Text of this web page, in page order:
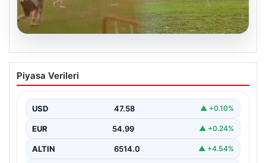
Olmaz denen oldu! Maç sırasında
yıldırım çarptı: O futbolcu hayatını
Piyasa Verileri
USD 47.58 ▲ +0.10%
EUR 54.99 ▲ +0.24%
ALTIN 6514.0 ▲ +4.54%